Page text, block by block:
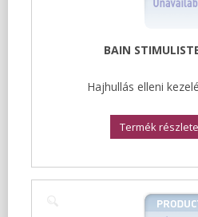
BAIN
Hajhullás elleni
Termék